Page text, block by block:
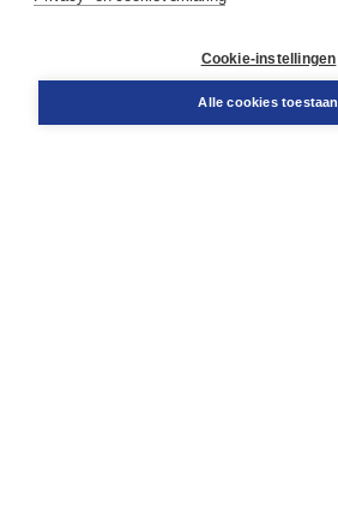
Cookie-instellingen
Alle cookies toestaan